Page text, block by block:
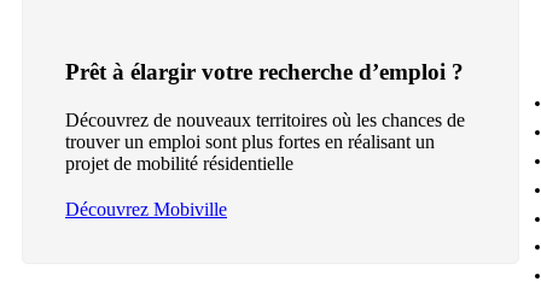
Prêt à élargir votre recherche d’emploi ?
Découvrez de nouveaux territoires où les chances de
trouver un emploi sont plus fortes en réalisant un
projet de mobilité résidentielle
Découvrez Mobiville